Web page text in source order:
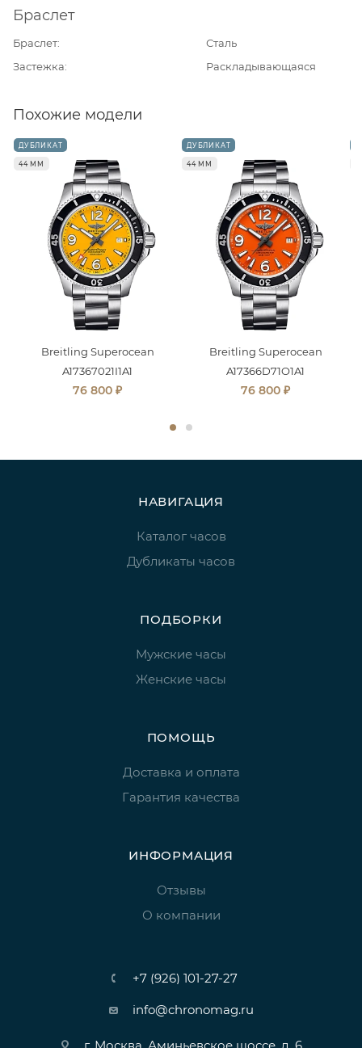
Браслет
Браслет
Сталь
Застежка
Раскладывающаяся
Похожие модели
ДУБЛИКАТ
44 ММ
Breitling Superocean
A17367021I1A1
76 800 ₽
ДУБЛИКАТ
44 ММ
Breitling Superocean
A17366D71O1A1
76 800 ₽
НАВИГАЦИЯ
Каталог часов
Дубликаты часов
ПОДБОРКИ
Мужские часы
Женские часы
ПОМОЩЬ
Доставка и оплата
Гарантия качества
ИНФОРМАЦИЯ
Отзывы
О компании
+7 (926) 101-27-27
info@chronomag.ru